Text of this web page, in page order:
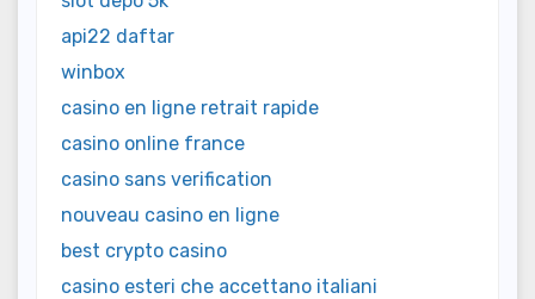
api22 daftar
winbox
casino en ligne retrait rapide
casino online france
casino sans verification
nouveau casino en ligne
best crypto casino
casino esteri che accettano italiani